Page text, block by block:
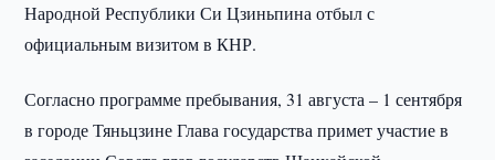
Народной Республики Си Цзиньпина отбыл с
официальным визитом в КНР.
Согласно программе пребывания, 31 августа – 1 сентября
в городе Тяньцзине Глава государства примет участие в